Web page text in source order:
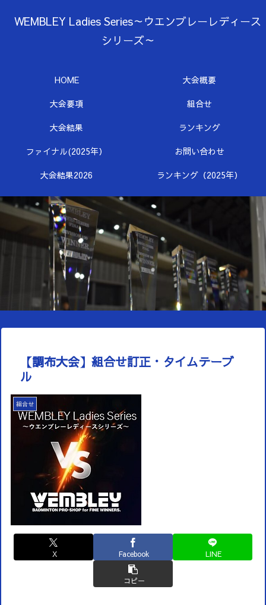
WEMBLEY Ladies Series～ウエンブレーレディース
シリーズ～
HOME
大会概要
大会要項
組合せ
大会結果
ランキング
ファイナル(2025年）
お問い合わせ
大会結果2026
ランキング（2025年）
【調布大会】組合せ訂正・タイムテーブ
ル
組合せ
X Facebook LINE
コピー